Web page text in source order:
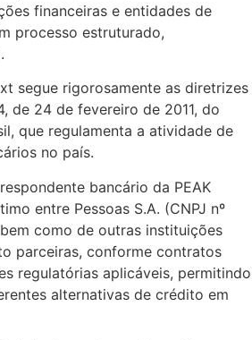
financeiras e entidades de
processo estruturado,
segue rigorosamente as diretrizes
de 24 de fevereiro de 2011, do
que regulamenta a atividade de
no país.
bancário da PEAK
entre Pessoas S.A. (CNPJ nº
como de outras instituições
parceiras, conforme contratos
regulatórias aplicáveis, permitindo
alternativas de crédito em